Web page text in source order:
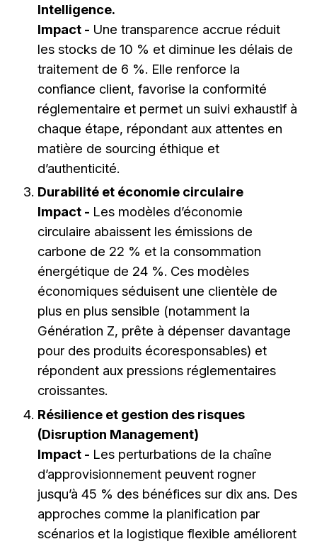
Intelligence.
Impact - Une transparence accrue réduit
les stocks de 10 % et diminue les délais de
traitement de 6 %. Elle renforce la
confiance client, favorise la conformité
réglementaire et permet un suivi exhaustif à
chaque étape, répondant aux attentes en
matière de sourcing éthique et
d’authenticité.
Durabilité et économie circulaire
Impact - Les modèles d’économie
circulaire abaissent les émissions de
carbone de 22 % et la consommation
énergétique de 24 %. Ces modèles
économiques séduisent une clientèle de
plus en plus sensible (notamment la
Génération Z, prête à dépenser davantage
pour des produits écoresponsables) et
répondent aux pressions réglementaires
croissantes.
Résilience et gestion des risques
(Disruption Management)
Impact - Les perturbations de la chaîne
d’approvisionnement peuvent rogner
jusqu’à 45 % des bénéfices sur dix ans. Des
approches comme la planification par
scénarios et la logistique flexible améliorent